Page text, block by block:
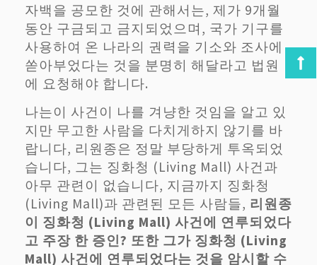
자백을 공모한 것에 관해서는, 제가 9개월
동안 구금되고 금지되었으며, 국가 기구를
사용하여 온 나라의 권력을 기소와 조사에
쏟아부었다는 것을 분명히 해달라고 법원
에 요청해야 합니다.
나는이 사건이 나를 겨냥한 것임을 알고 있
지만 무고한 사람을 다치게하지 않기를 바
랍니다, 리원종은 정말 부당하게 투옥되었
습니다, 그는 징화청 (Living Mall) 사건과
아무 관련이 없습니다, 지금까지 징화청
(Living Mall)과 관련된 모든 사람들, 리원종
이 징화청 (Living Mall) 사건에 연루되었다
고 주장 한 증인? 또한 그가 징화청 (Living
Mall) 사건에 연루되었다는 것을 암시할 수